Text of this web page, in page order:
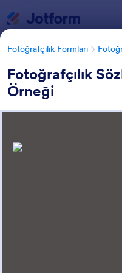
Fotoğrafçılık Formları
Fotoğrafçılık
Örneği
Fotoğraf
Form Şablonu Kategorileri